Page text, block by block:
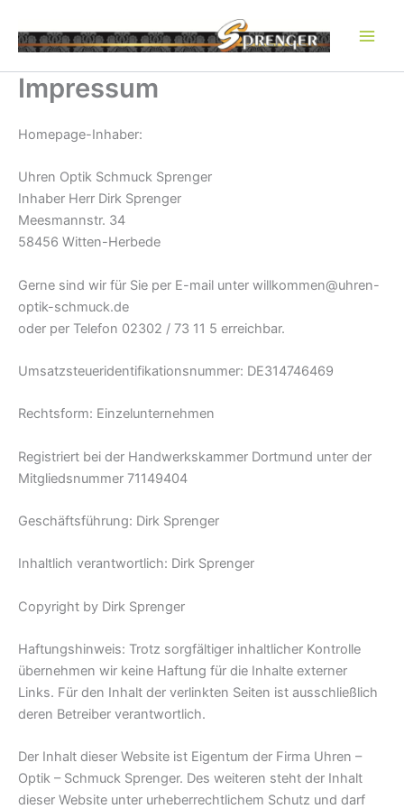
Inhalt
springen
Impressum
Homepage-Inhaber:
Uhren Optik Schmuck Sprenger
Inhaber Herr Dirk Sprenger
Meesmannstr. 34
58456 Witten-Herbede
Gerne sind wir für Sie per E-mail unter willkommen@uhren-
optik-schmuck.de
oder per Telefon 02302 / 73 11 5 erreichbar.
Umsatzsteueridentifikationsnummer: DE314746469
Rechtsform: Einzelunternehmen
Registriert bei der Handwerkskammer Dortmund unter der
Mitgliedsnummer 71149404
Geschäftsführung: Dirk Sprenger
Inhaltlich verantwortlich: Dirk Sprenger
Copyright by Dirk Sprenger
Haftungshinweis: Trotz sorgfältiger inhaltlicher Kontrolle
übernehmen wir keine Haftung für die Inhalte externer
Links. Für den Inhalt der verlinkten Seiten ist ausschließlich
deren Betreiber verantwortlich.
Der Inhalt dieser Website ist Eigentum der Firma Uhren –
Optik – Schmuck Sprenger. Des weiteren steht der Inhalt
dieser Website unter urheberrechtlichem Schutz und darf